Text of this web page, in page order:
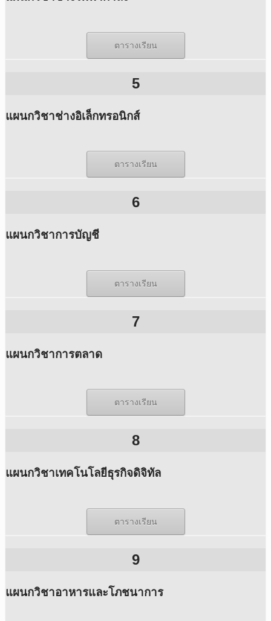
ตารางเรียน
5
แผนกวิชาช่างอิเล็กทรอนิกส์
ตารางเรียน
6
แผนกวิชาการบัญชี
ตารางเรียน
7
แผนกวิชาการตลาด
ตารางเรียน
8
แผนกวิชาเทคโนโลยีธุรกิจดิจิทัล
ตารางเรียน
9
แผนกวิชาอาหารและโภชนาการ